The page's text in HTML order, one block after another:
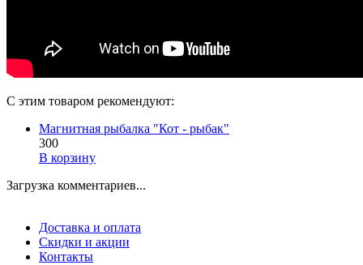
С этим товаром рекомендуют:
Магнитная рыбалка "Кот - рыбак"
300
В корзину
Загрузка комментариев...
Доставка и оплата
Скидки и акции
Контакты